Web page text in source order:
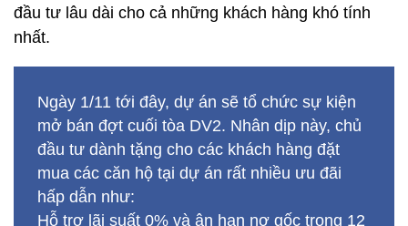
đầu tư lâu dài cho cả những khách hàng khó tính
nhất.
Ngày 1/11 tới đây, dự án sẽ tổ chức sự kiện
mở bán đợt cuối tòa DV2. Nhân dịp này, chủ
đầu tư dành tặng cho các khách hàng đặt
mua các căn hộ tại dự án rất nhiều ưu đãi
hấp dẫn như:
Hỗ trợ lãi suất 0% và ân hạn nợ gốc trong 12